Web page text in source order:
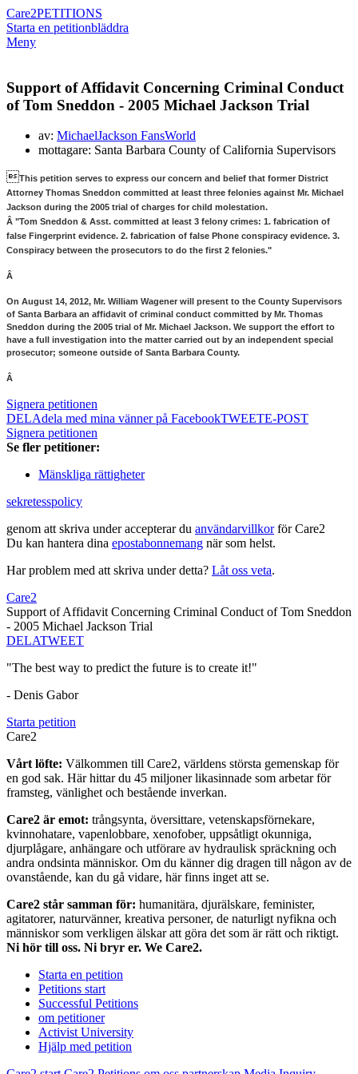
Care2PETITIONS
Starta en petitionbläddra
Meny
Support of Affidavit Concerning Criminal Conduct
of Tom Sneddon - 2005 Michael Jackson Trial
av: MichaelJackson FansWorld
mottagare: Santa Barbara County of California Supervisors
This petition serves to express our concern and belief that former District
Attorney Thomas Sneddon committed at least three felonies against Mr. Michael
Jackson during the 2005 trial of charges for child molestation.
Â "Tom Sneddon & Asst. committed at least 3 felony crimes: 1. fabrication of
false Fingerprint evidence. 2. fabrication of false Phone conspiracy evidence. 3.
Conspiracy between the prosecutors to do the first 2 felonies."
Â
On August 14, 2012, Mr. William Wagener will present to the County Supervisors
of Santa Barbara an affidavit of criminal conduct committed by Mr. Thomas
Sneddon during the 2005 trial of Mr. Michael Jackson. We support the effort to
have a full investigation into the matter carried out by an independent special
prosecutor; someone outside of Santa Barbara County.
Â
Signera petitionen
DELAdela med mina vänner på FacebookTWEETE-POST
Signera petitionen
Se fler petitioner:
Mänskliga rättigheter
sekretesspolicy
genom att skriva under accepterar du användarvillkorför Care2
Du kan hantera dina epostabonnemang när som helst.
Har problem med att skriva under detta? Låt oss veta.
Care2
Support of Affidavit Concerning Criminal Conduct of Tom Sneddon
- 2005 Michael Jackson Trial
DELATWEET
"The best way to predict the future is to create it!"
- Denis Gabor
Starta petition
Care2
Vårt löfte: Välkommen till Care2, världens största gemenskap för
en god sak. Här hittar du 45 miljoner likasinnade som arbetar för
framsteg, vänlighet och bestående inverkan.
Care2 är emot: trångsynta, översittare, vetenskapsförnekare,
kvinnohatare, vapenlobbare, xenofober, uppsåtligt okunniga,
djurplågare, anhängare och utförare av hydraulisk spräckning och
andra ondsinta människor. Om du känner dig dragen till någon av de
ovanstående, kan du gå vidare, här finns inget att se.
Care2 står samman för: humanitära, djurälskare, feminister,
agitatorer, naturvänner, kreativa personer, de naturligt nyfikna och
människor som verkligen älskar att göra det som är rätt och riktigt.
Ni hör till oss. Ni bryr er. We Care2.
Starta en petition
Petitions start
Successful Petitions
om petitioner
Activist University
Hjälp med petition